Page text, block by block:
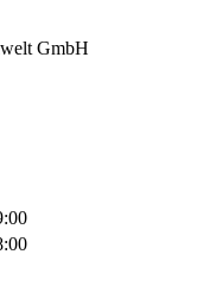
GmbH